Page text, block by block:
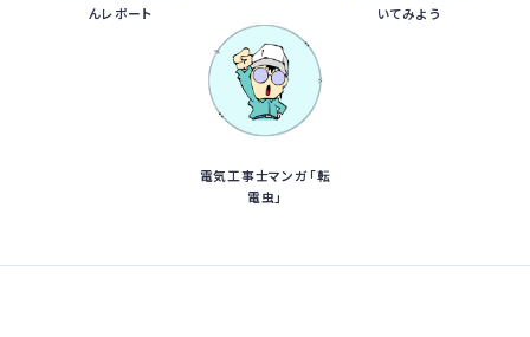
んレポート
いてみよう
電気工事士マンガ「転
電虫」